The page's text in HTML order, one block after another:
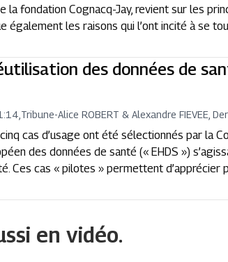
la fondation Cognacq-Jay, revient sur les
également les raisons qui l’ont incité à se
des données de
Tribune-Alice ROBERT & Alexandre FIEVEE,
cas d’usage ont été sélectionnés par la
des données de santé (« EHDS »)
Ces cas « pilotes » permettent d’apprécier
en vidéo.